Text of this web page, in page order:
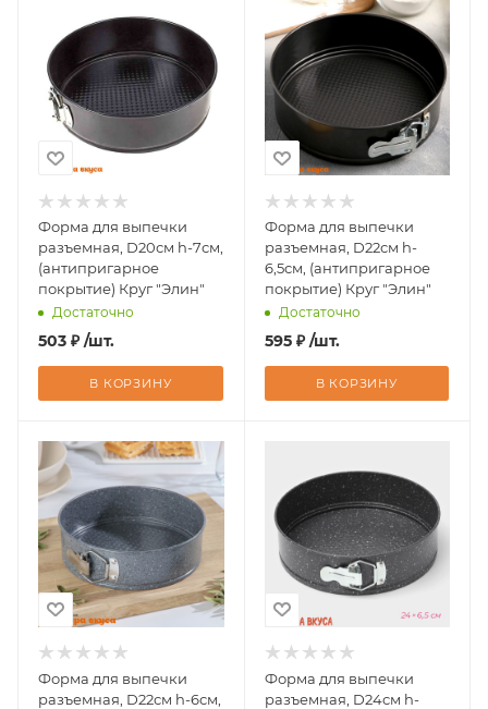
Форма для выпечки
разъемная, D20см h-7см,
(антипригарное
покрытие) Круг "Элин"
Достаточно
503 ₽ /шт.
В КОРЗИНУ
Форма для выпечки
разъемная, D22см h-
6,5см, (антипригарное
покрытие) Круг "Элин"
Достаточно
595 ₽ /шт.
В КОРЗИНУ
Форма для выпечки
разъемная, D22см h-6см,
Форма для выпечки
разъемная, D24см h-